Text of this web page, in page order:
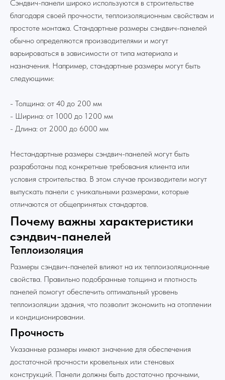
Сэндвич-панели широко используются в строительстве
благодаря своей прочности, теплоизоляционным свойствам и
простоте монтажа. Стандартные размеры сэндвич-панелей
обычно определяются производителями и могут
варьироваться в зависимости от типа материала и
назначения. Например, стандартные размеры могут быть
следующими:
- Толщина: от 40 до 200 мм
- Ширина: от 1000 до 1200 мм
- Длина: от 2000 до 6000 мм
Нестандартные размеры сэндвич-панелей могут быть
разработаны под конкретные требования клиента или
условия строительства. В этом случае производители могут
выпускать панели с уникальными размерами, которые
отличаются от общепринятых стандартов.
Почему важны характеристики
сэндвич-панелей
Теплоизоляция
Размеры сэндвич-панелей влияют на их теплоизоляционные
свойства. Правильно подобранные толщина и плотность
панелей помогут обеспечить оптимальный уровень
теплоизоляции здания, что позволит экономить на отоплении
и кондиционировании.
Прочность
Указанные размеры имеют значение для обеспечения
достаточной прочности кровельных или стеновых
конструкций. Панели должны быть достаточно прочными,